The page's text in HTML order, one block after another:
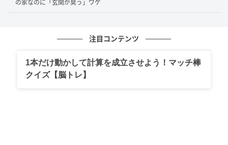
「アイランドキッチンのある広いLDK」
「大きな窓で光を取り込みたい」
ところが、2間幅ではAさまが希望されたキッチンを横
の家なのに「玄関が臭う」ワケ
注目コンテンツ
1本だけ動かして計算を成立させよう！マッチ棒
クイズ【脳トレ】